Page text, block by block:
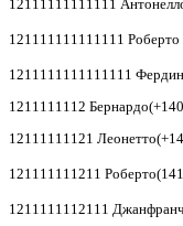
12111111111111
121111111111111 Роберто
1211111111111111
1211111112
12111111121
121111111211
1211111112111